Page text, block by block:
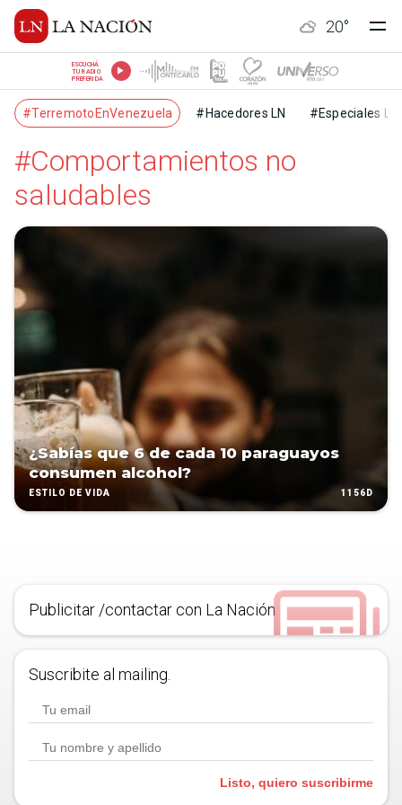
20°
ESCUCHÁ
TU RADIO
PREFERIDA
#TerremotoEnVenezuela #Hacedores LN #Especiales LN
#Comportamientos no
saludables
¿Sabías que 6 de cada 10 paraguayos
consumen alcohol?
ESTILO DE VIDA 1156D
Publicitar /contactar con La Nación
Suscribite al mailing.
Listo, quiero suscribirme